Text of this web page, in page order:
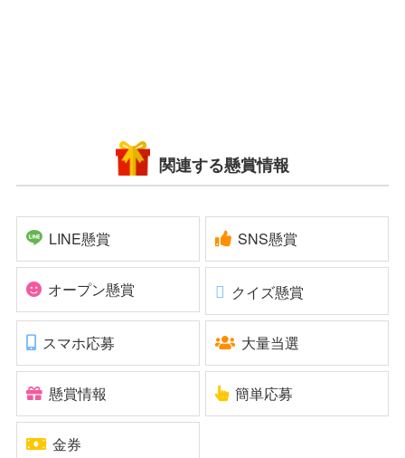
関連する懸賞情報
LINE懸賞 SNS懸賞
オープン懸賞 クイズ懸賞
スマホ応募 大量当選
懸賞情報 簡単応募
金券